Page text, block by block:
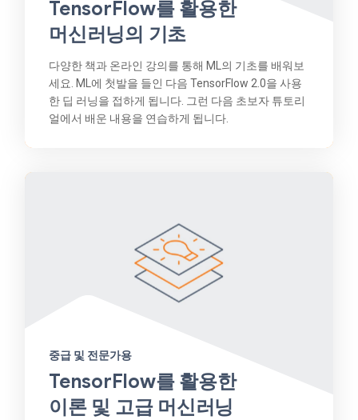
TensorFlow를 활용한
머신러닝의 기초
다양한 책과 온라인 강의를 통해 ML의 기초를 배워보
세요. ML에 첫발을 들인 다음 TensorFlow 2.0을 사용
한 딥 러닝을 접하게 됩니다. 그런 다음 초보자 튜토리
얼에서 배운 내용을 연습하게 됩니다.
중급 및 전문가용
TensorFlow를 활용한
이론 및 고급 머신러닝